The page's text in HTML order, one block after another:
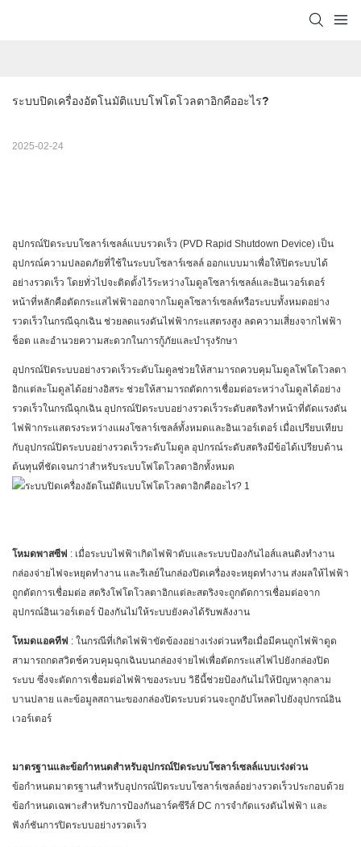
ระบบปิดเครื่องอัตโนมัติแบบโฟโตโวลตาอิกคืออะไร?
2025-02-24
อุปกรณ์ปิดระบบโซลาร์เซลล์แบบรวดเร็ว (PVD Rapid Shutdown Device) เป็น
อุปกรณ์ความปลอดภัยที่ใช้ในระบบโซลาร์เซลล์ ออกแบบมาเพื่อให้ปิดระบบได้
อย่างรวดเร็ว โดยทั่วไปจะติดตั้งไว้ระหว่างโมดูลโซลาร์เซลล์และอินเวอร์เตอร์
หน้าที่หลักคือตัดกระแสไฟฟ้าออกจากโมดูลโซลาร์เซลล์หรือระบบทั้งหมดอย่าง
รวดเร็วในกรณีฉุกเฉิน ช่วยลดแรงดันไฟฟ้ากระแสตรงสูง ลดความเสี่ยงจากไฟฟ้า
ช็อต และอำนวยความสะดวกในการกู้ภัยและบำรุงรักษา
อุปกรณ์ปิดระบบอย่างรวดเร็วระดับโมดูลช่วยให้สามารถควบคุมโมดูลโฟโตโวลตา
อิกแต่ละโมดูลได้อย่างอิสระ ช่วยให้สามารถตัดการเชื่อมต่อระหว่างโมดูลได้อย่าง
รวดเร็วในกรณีฉุกเฉิน อุปกรณ์ปิดระบบอย่างรวดเร็วระดับสตริงทำหน้าที่ตัดแรงดัน
ไฟฟ้ากระแสตรงระหว่างแผงโซลาร์เซลล์ทั้งหมดและอินเวอร์เตอร์ เมื่อเปรียบเทียบ
กับอุปกรณ์ปิดระบบอย่างรวดเร็วระดับโมดูล อุปกรณ์ระดับสตริงมีข้อได้เปรียบด้าน
ต้นทุนที่ชัดเจนกว่าสำหรับระบบโฟโตโวลตาอิกทั้งหมด
โหมดพาสซีฟ : เมื่อระบบไฟฟ้าเกิดไฟฟ้าดับและระบบป้องกันไอส์แลนดิงทำงาน
กล่องจ่ายไฟจะหยุดทำงาน และรีเลย์ในกล่องปิดเครื่องจะหยุดทำงาน ส่งผลให้ไฟฟ้า
ถูกตัดการเชื่อมต่อ สตริงโฟโตโวลตาอิกแต่ละสตริงจะถูกตัดการเชื่อมต่อจาก
อุปกรณ์อินเวอร์เตอร์ ป้องกันไม่ให้ระบบยังคงได้รับพลังงาน
โหมดแอคทีฟ : ในกรณีที่เกิดไฟฟ้าขัดข้องอย่างเร่งด่วนหรือเมื่อมีคนถูกไฟฟ้าดูด
สามารถกดสวิตช์ควบคุมฉุกเฉินบนกล่องจ่ายไฟเพื่อตัดกระแสไฟไปยังกล่องปิด
ระบบ ซึ่งจะตัดการเชื่อมต่อไฟฟ้าของระบบ วิธีนี้ช่วยป้องกันไม่ให้ปัญหาลุกลาม
บานปลาย และข้อมูลสถานะของกล่องปิดระบบด่วนจะถูกอัปโหลดไปยังอุปกรณ์อิน
เวอร์เตอร์
มาตรฐานและข้อกำหนดสำหรับอุปกรณ์ปิดระบบโซลาร์เซลล์แบบเร่งด่วน
ข้อกำหนดมาตรฐานสำหรับอุปกรณ์ปิดระบบโซลาร์เซลล์อย่างรวดเร็วประกอบด้วย
ข้อกำหนดเฉพาะสำหรับการป้องกันอาร์คซีรีส์ DC การจำกัดแรงดันไฟฟ้า และ
ฟังก์ชันการปิดระบบอย่างรวดเร็ว